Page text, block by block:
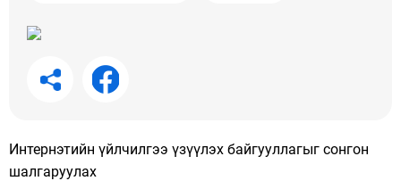
Интернэтийн үйлчилгээ үзүүлэх байгууллагыг сонгон
шалгаруулах